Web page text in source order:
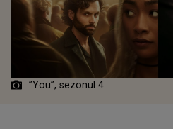
”You”, sezonul 4